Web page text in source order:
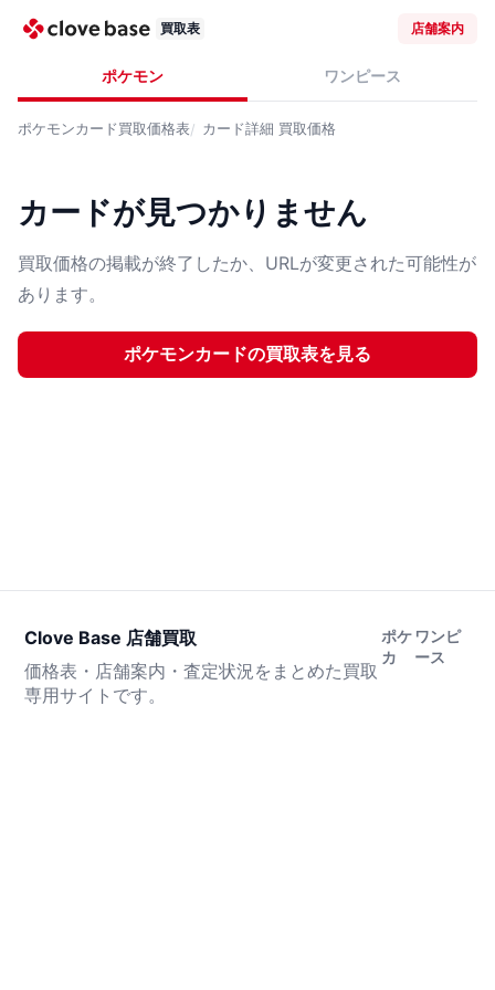
買取表 店舗案内
ポケモン ワンピース
ポケモンカード買取価格表 カード詳細 買取価格
カードが見つかりません
買取価格の掲載が終了したか、URLが変更された可能性が
あります。
ポケモンカードの買取表を見る
Clove Base 店舗買取
価格表・店舗案内・査定状況をまとめた買取
専用サイトです。
ポケ
カ
ワンピ
ース